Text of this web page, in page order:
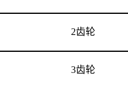
2齿轮
3齿轮